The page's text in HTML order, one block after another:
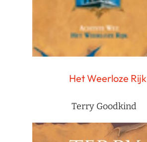
Het Weerloze Rijk
Terry Goodkind